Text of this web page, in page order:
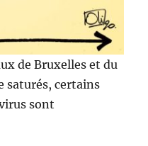
de Bruxelles et du
saturés, certains
sont